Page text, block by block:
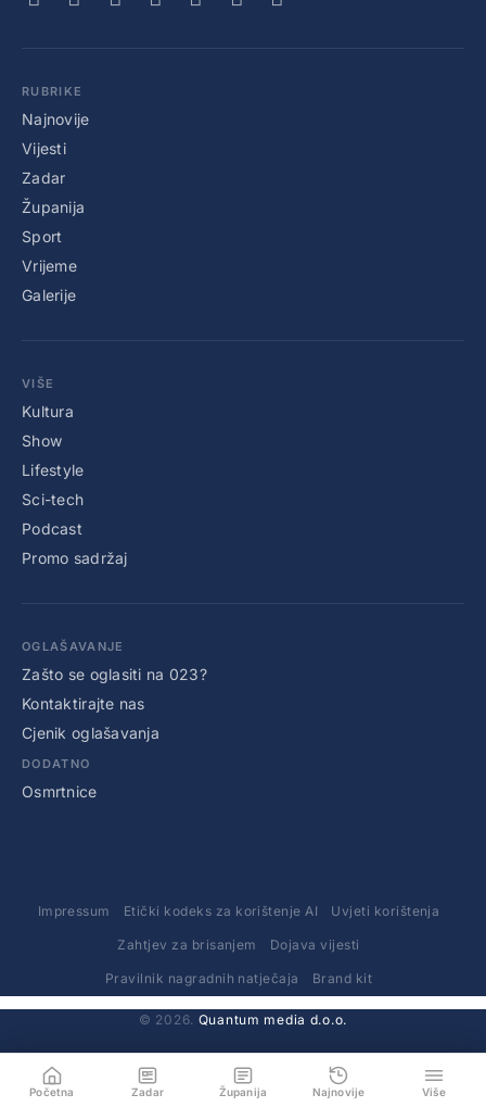
RUBRIKE
Najnovije
Vijesti
Zadar
Županija
Sport
Vrijeme
Galerije
VIŠE
Kultura
Show
Lifestyle
Sci-tech
Podcast
Promo sadržaj
OGLAŠAVANJE
Zašto se oglasiti na 023?
Kontaktirajte nas
Cjenik oglašavanja
DODATNO
Osmrtnice
Impressum Etički kodeks za korištenje AI Uvjeti korištenja
Zahtjev za brisanjem Dojava vijesti
Pravilnik nagradnih natječaja Brand kit
© 2026. Quantum media d.o.o.
Početna Zadar Županija Najnovije Više